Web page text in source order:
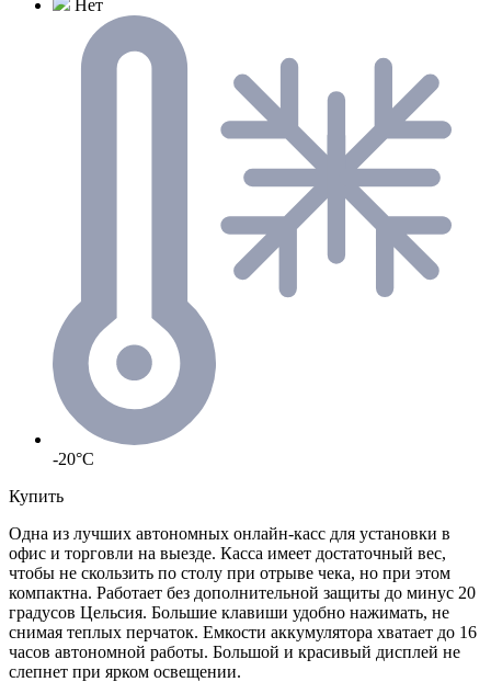
Нет
-20°C
Купить
Одна из лучших автономных онлайн-касс для установки в
офис и торговли на выезде. Касса имеет достаточный вес,
чтобы не скользить по столу при отрыве чека, но при этом
компактна. Работает без дополнительной защиты до минус 20
градусов Цельсия. Большие клавиши удобно нажимать, не
снимая теплых перчаток. Емкости аккумулятора хватает до 16
часов автономной работы. Большой и красивый дисплей не
слепнет при ярком освещении.